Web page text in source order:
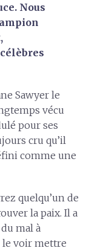
Nous
Sawyer le
vécu
pour ses
cru qu’il
comme une
quelqu’un de
la paix. Il a
mal à
le voir mettre